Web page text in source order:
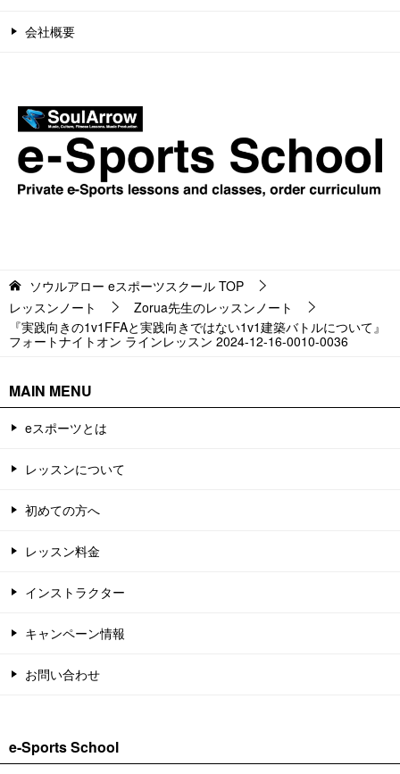
会社概要
ソウルアロー eスポーツスクール TOP
レッスンノート
Zorua先生のレッスンノート
『実践向きの1v1FFAと実践向きではない1v1建築バトルについて』
フォートナイトオン ラインレッスン 2024-12-16-0010-0036
MAIN MENU
eスポーツとは
レッスンについて
初めての方へ
レッスン料金
インストラクター
キャンペーン情報
お問い合わせ
e-Sports School